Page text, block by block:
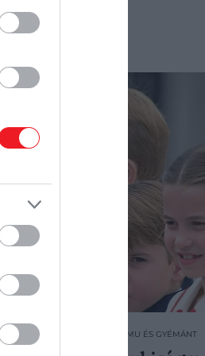
2025. MÁJUS 12. ● HAMU ÉS GYÉMÁNT